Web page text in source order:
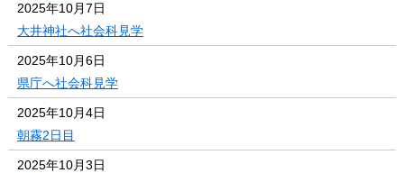
2025年10月7日
大井神社へ社会科見学
2025年10月6日
県庁へ社会科見学
2025年10月4日
朝霧2日目
2025年10月3日